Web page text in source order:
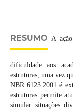
RESUMO A
dificuldade aos
estruturas, uma vez
NBR 6123:2001 é
estruturas permite
simular situações